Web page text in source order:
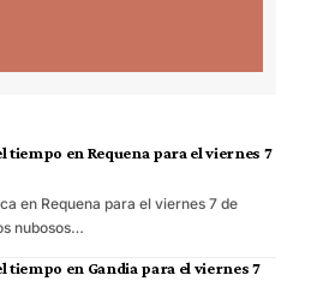
tiempo en Requena para el viernes 7
en Requena para el viernes 7 de
nubosos…
tiempo en Gandia para el viernes 7